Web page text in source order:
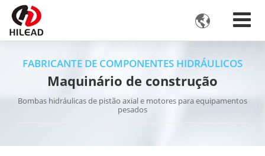

FABRICANTE DE COMPONENTES HIDRÁULICOS
Maquinário de construção
Bombas hidráulicas de pistão axial e motores para equipamentos
pesados